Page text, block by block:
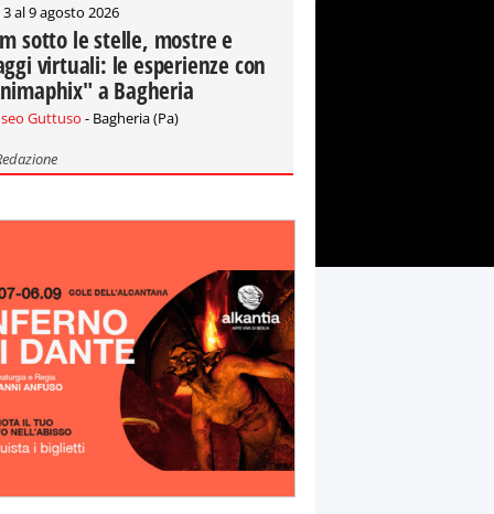
3 al 9 agosto 2026
sotto le stelle, mostre e
virtuali: le esperienze con
a Bagheria
Guttuso - Bagheria (Pa)